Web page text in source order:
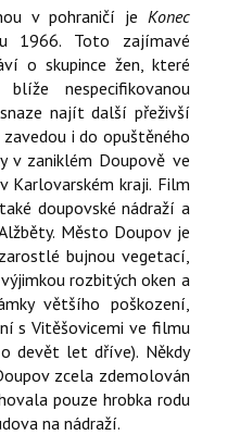
v pohraničí je Konec
Toto zajímavé
o skupince žen, které
nespecifikovanou
najít další přeživší
i do opuštěného
v zaniklém Doupově ve
Karlovarském kraji. Film
doupovské nádraží a
Město Doupov je
bujnou vegetací,
rozbitých oken a
většího poškození,
s Vitěšovicemi ve filmu
devět let dříve). Někdy
zcela zdemolován
pouze hrobka rodu
na nádraží.